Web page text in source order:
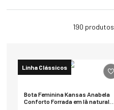
190 produtos
Linha Clássicos
Bota Feminina Kansas Anabela
Conforto Forrada em lã natural